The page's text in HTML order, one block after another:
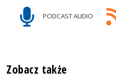
PODCAST AUDIO
Zobacz także